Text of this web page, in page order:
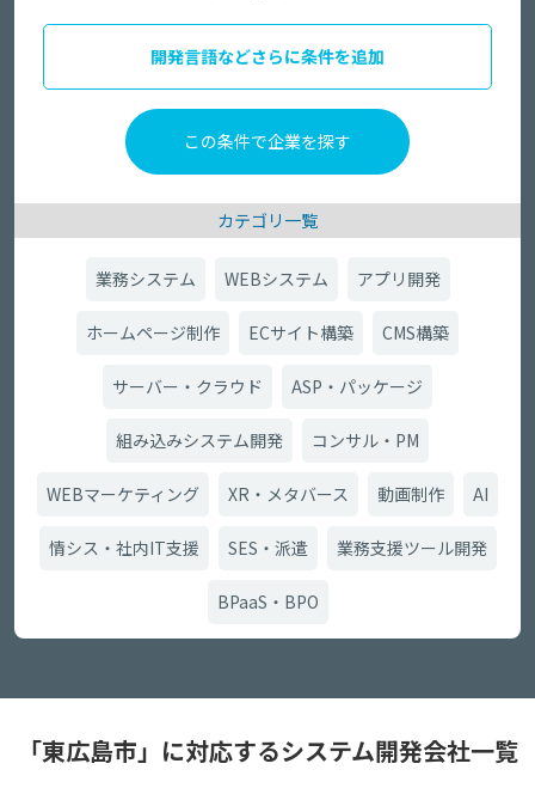
開発言語などさらに条件を追加
カテゴリ一覧
業務システム WEBシステム アプリ開発
ホームページ制作 ECサイト構築 CMS構築
サーバー・クラウド ASP・パッケージ
組み込みシステム開発 コンサル・PM
WEBマーケティング XR・メタバース 動画制作 AI
情シス・社内IT支援 SES・派遣 業務支援ツール開発
BPaaS・BPO
「東広島市」に対応するシステム開発会社一覧